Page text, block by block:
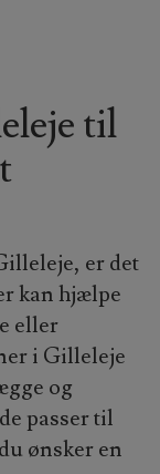
til
er det
kan hjælpe
eller
i Gilleleje
og
passer til
ønsker en